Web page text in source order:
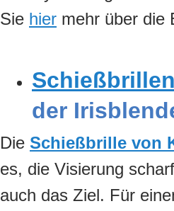
Sie hier mehr über die
der
Die Schießbrille von
es, die Visierung
auch das Ziel. Für